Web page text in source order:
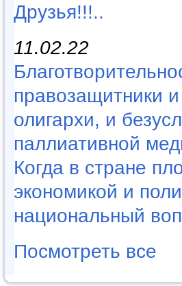
Друзья!!!..
11.02.22
правозащитники и
олигархи, и
паллиативной
Когда в стране
экономикой и
национальный
Посмотреть все